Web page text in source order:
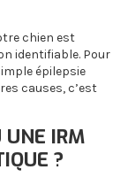
chien est
identifiable. Pour
épilepsie
causes, c’est
UNE IRM
?